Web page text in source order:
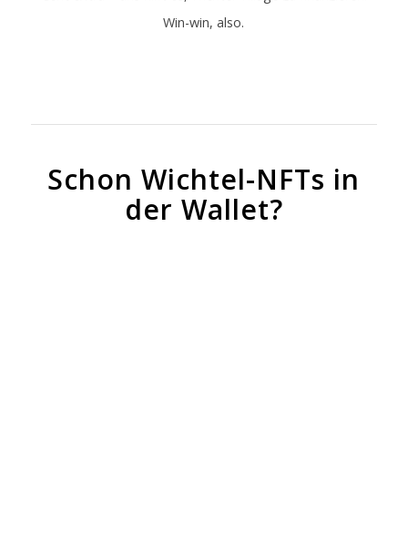
Win-win, also.
Schon Wichtel-NFTs in
der Wallet?